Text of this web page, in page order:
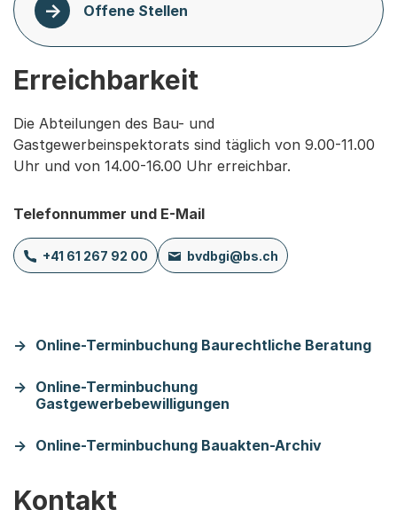
Offene Stellen
Erreichbarkeit
Die Abteilungen des Bau- und
Gastgewerbeinspektorats sind täglich von 9.00-11.00
Uhr und von 14.00-16.00 Uhr erreichbar.
Telefonnummer und E-Mail
+41 61 267 92 00 bvdbgi@bs.ch
Online-Terminbuchung Baurechtliche Beratung
Online-Terminbuchung
Gastgewerbebewilligungen
Online-Terminbuchung Bauakten-Archiv
Kontakt